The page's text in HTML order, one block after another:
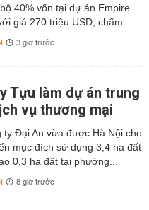
40% vốn tại dự án Empire
giá 270 triệu USD, chấm...
3 giờ trước
Tựu làm dự án trung
vụ thương mại
ty Đại An vừa được Hà Nội cho
mục đích sử dụng 3,4 ha đất
0,3 ha đất tại phường...
8 giờ trước